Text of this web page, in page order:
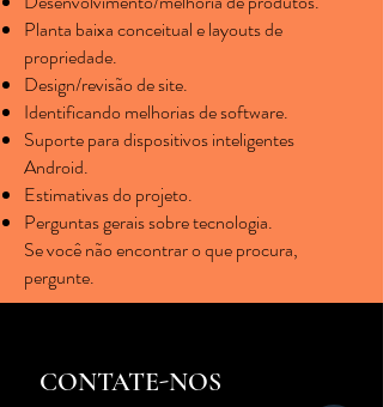
Planta baixa conceitual e layouts de
propriedade.
Design/revisão de site.
Identificando melhorias de software.
Suporte para dispositivos inteligentes
Android.
Estimativas do projeto.
Perguntas gerais sobre tecnologia.
Se você não encontrar o que procura,
pergunte.
CONTATE-NOS